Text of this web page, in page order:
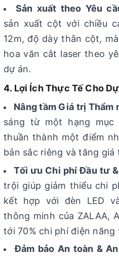
Sản xuất theo Yêu
sản xuất cột với chiều
12m, độ dày thân cột,
hoa văn cắt laser theo
dự án.
4. Lợi Ích Thực Tế Cho
Nâng tầm Giá trị Thẩm
sáng từ một hạng
thuần thành một điểm
bản sắc riêng và tăng
Tối ưu Chi phí Đầu tư &
trội giúp giảm thiểu chi
kết hợp với đèn LED
thông minh của ZALAA,
tới 70% chi phí điện năng
Đảm bảo An toàn &